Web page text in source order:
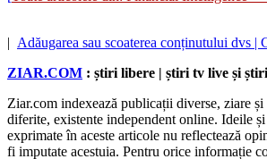
| Adăugarea sau scoaterea conținutului dvs |
ZIAR.COM : știri libere | știri tv live și
Ziar.com indexează publicații diverse, ziare
diferite, existente independent online. Ideile
exprimate în aceste articole nu reflectează
fi imputate acestuia. Pentru orice informație